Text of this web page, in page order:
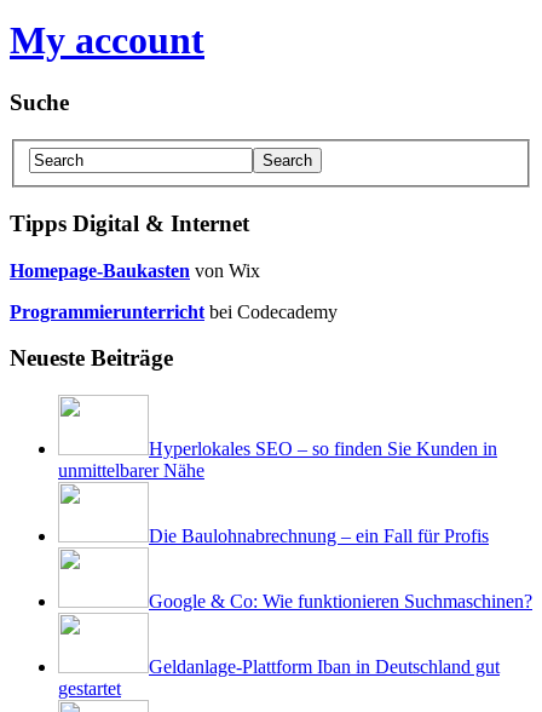
My account
Suche
Tipps Digital & Internet
Homepage-Baukasten von Wix
Programmierunterricht bei Codecademy
Neueste Beiträge
Hyperlokales SEO – so finden Sie Kunden in
unmittelbarer Nähe
Die Baulohnabrechnung – ein Fall für Profis
Google & Co: Wie funktionieren Suchmaschinen?
Geldanlage-Plattform Iban in Deutschland gut
gestartet